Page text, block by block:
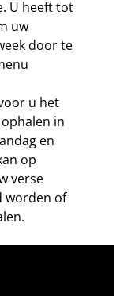
U heeft tot
uw
door te
u het
in
en
op
verse
worden of